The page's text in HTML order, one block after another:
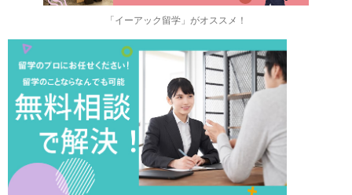
「イーアック留学」がオススメ！